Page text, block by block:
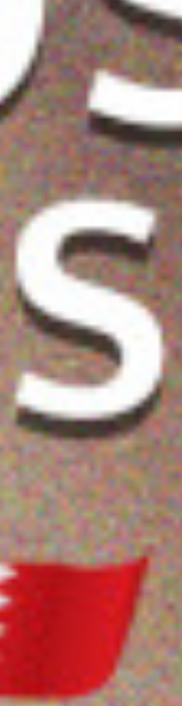
كريم ريڤويل لمحيط
العين مضاد للتجاعيد 15
مل
2.750 دب
أضف
اشتر الآن